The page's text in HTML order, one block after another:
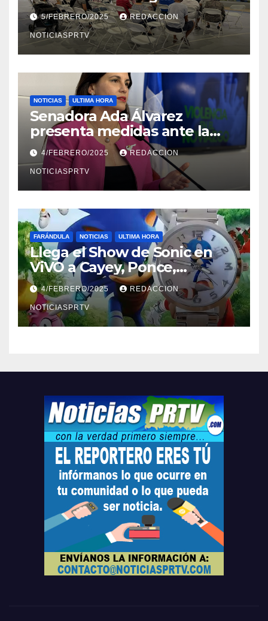
Reparto Metropolitano
5/FEBRERO/2025 REDACCION
NOTICIASPRTV
NOTICIAS ULTIMA HORA
Senadora Ada Álvarez
presenta medidas ante la
violencia en el noviazgo
4/FEBRERO/2025 REDACCION
NOTICIASPRTV
FARÁNDULA NOTICIAS ULTIMA HORA
Llega el Show de Sonic en
ViVO a Cayey, Ponce,
Barceloneta y Humacao,
Relojes gratis para el que
compre ahora….
4/FEBRERO/2025 REDACCION
NOTICIASPRTV